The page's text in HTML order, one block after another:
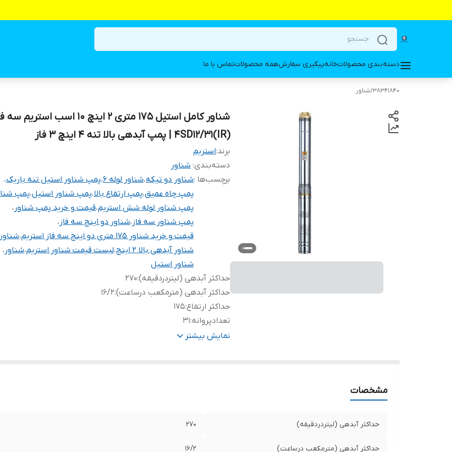
دسته‌بندی محصولاتخانهپیگیری سفارشهمه محصولاتتماس با ما
38341840
/شناور
شناور کامل استیل 175 متری 2 اینچ 10 اسب استریم
4SD12/31(IR) | پمپ آبدهی بالا تنه ۴ اینچ 3 فاز
برند:استریم
دسته‌بندی: شناور
برچسب‌ها :شناور دو تیکه،شناور لوله ۶ ،پمپ شناور استیل تنه باریک،
پمپ چاه عمیق،پمپ ارتفاع بالا،پمپ شناور استیل،پمپ
پمپ شناور لوله شش استریم،قیمت و خرید پمپ شناور ،
پمپ شناور سه فاز ،شناور دو اینچ سه فاز ،
قیمت و خرید شناور 175 متری دو اینچ سه فاز استریم
،شناور 10
شناور آبدهی بالا 2 اینچ
،لیست قیمت شناور استریم،شناور ،
شناور استیل
حداکثر آبدهی (لیتردردقیقه):
270
حداکثر آبدهی (مترمکعب درساعت):
16/2
حداکثر ارتفاع:
175
تعدادپروانه:
31
قدرت: 10 اسب
آبدهی در ارتفاع 135 متری
نمایش بیشتر
مشخصات
حداکثر آبدهی (لیتردردقیقه) 270
حداکثر آبدهی (مترمکعب درساعت) 16/2